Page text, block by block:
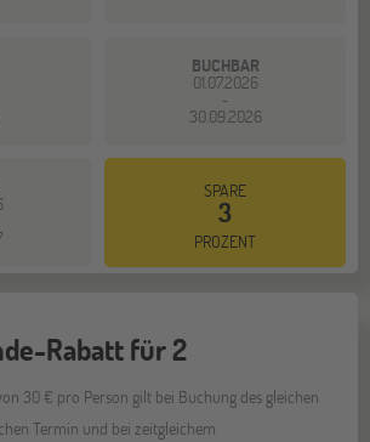
BUCHBAR
01.07.2026
-
30.09.2026
SPARE
3
PROZENT
Rabatt für 2
30 € pro Person gilt bei Buchung des gleichen
Termin und bei zeitgleichem